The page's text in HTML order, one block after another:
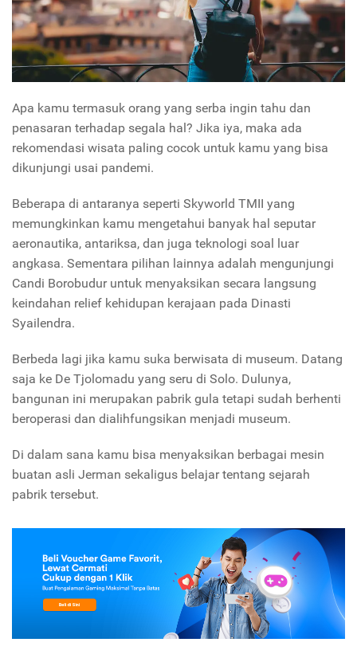
Apa kamu termasuk orang yang serba ingin tahu dan
penasaran terhadap segala hal? Jika iya, maka ada
rekomendasi wisata paling cocok untuk kamu yang bisa
dikunjungi usai pandemi.
Beberapa di antaranya seperti Skyworld TMII yang
memungkinkan kamu mengetahui banyak hal seputar
aeronautika, antariksa, dan juga teknologi soal luar
angkasa. Sementara pilihan lainnya adalah mengunjungi
Candi Borobudur untuk menyaksikan secara langsung
keindahan relief kehidupan kerajaan pada Dinasti
Syailendra.
Berbeda lagi jika kamu suka berwisata di museum. Datang
saja ke De Tjolomadu yang seru di Solo. Dulunya,
bangunan ini merupakan pabrik gula tetapi sudah berhenti
beroperasi dan dialihfungsikan menjadi museum.
Di dalam sana kamu bisa menyaksikan berbagai mesin
buatan asli Jerman sekaligus belajar tentang sejarah
pabrik tersebut.